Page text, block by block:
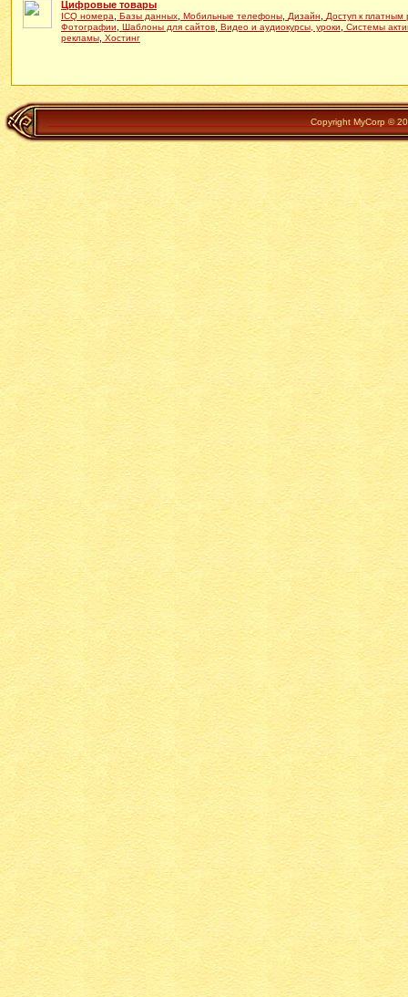
Цифровые товары
ICQ номера Базы данных Мобильные телефоны Дизайн
Доступ к платным
Фотографии
Шаблоны для сайтов Видео и аудиокурсы, уроки
Системы
рекламы Хостинг
Copyright MyCorp ©